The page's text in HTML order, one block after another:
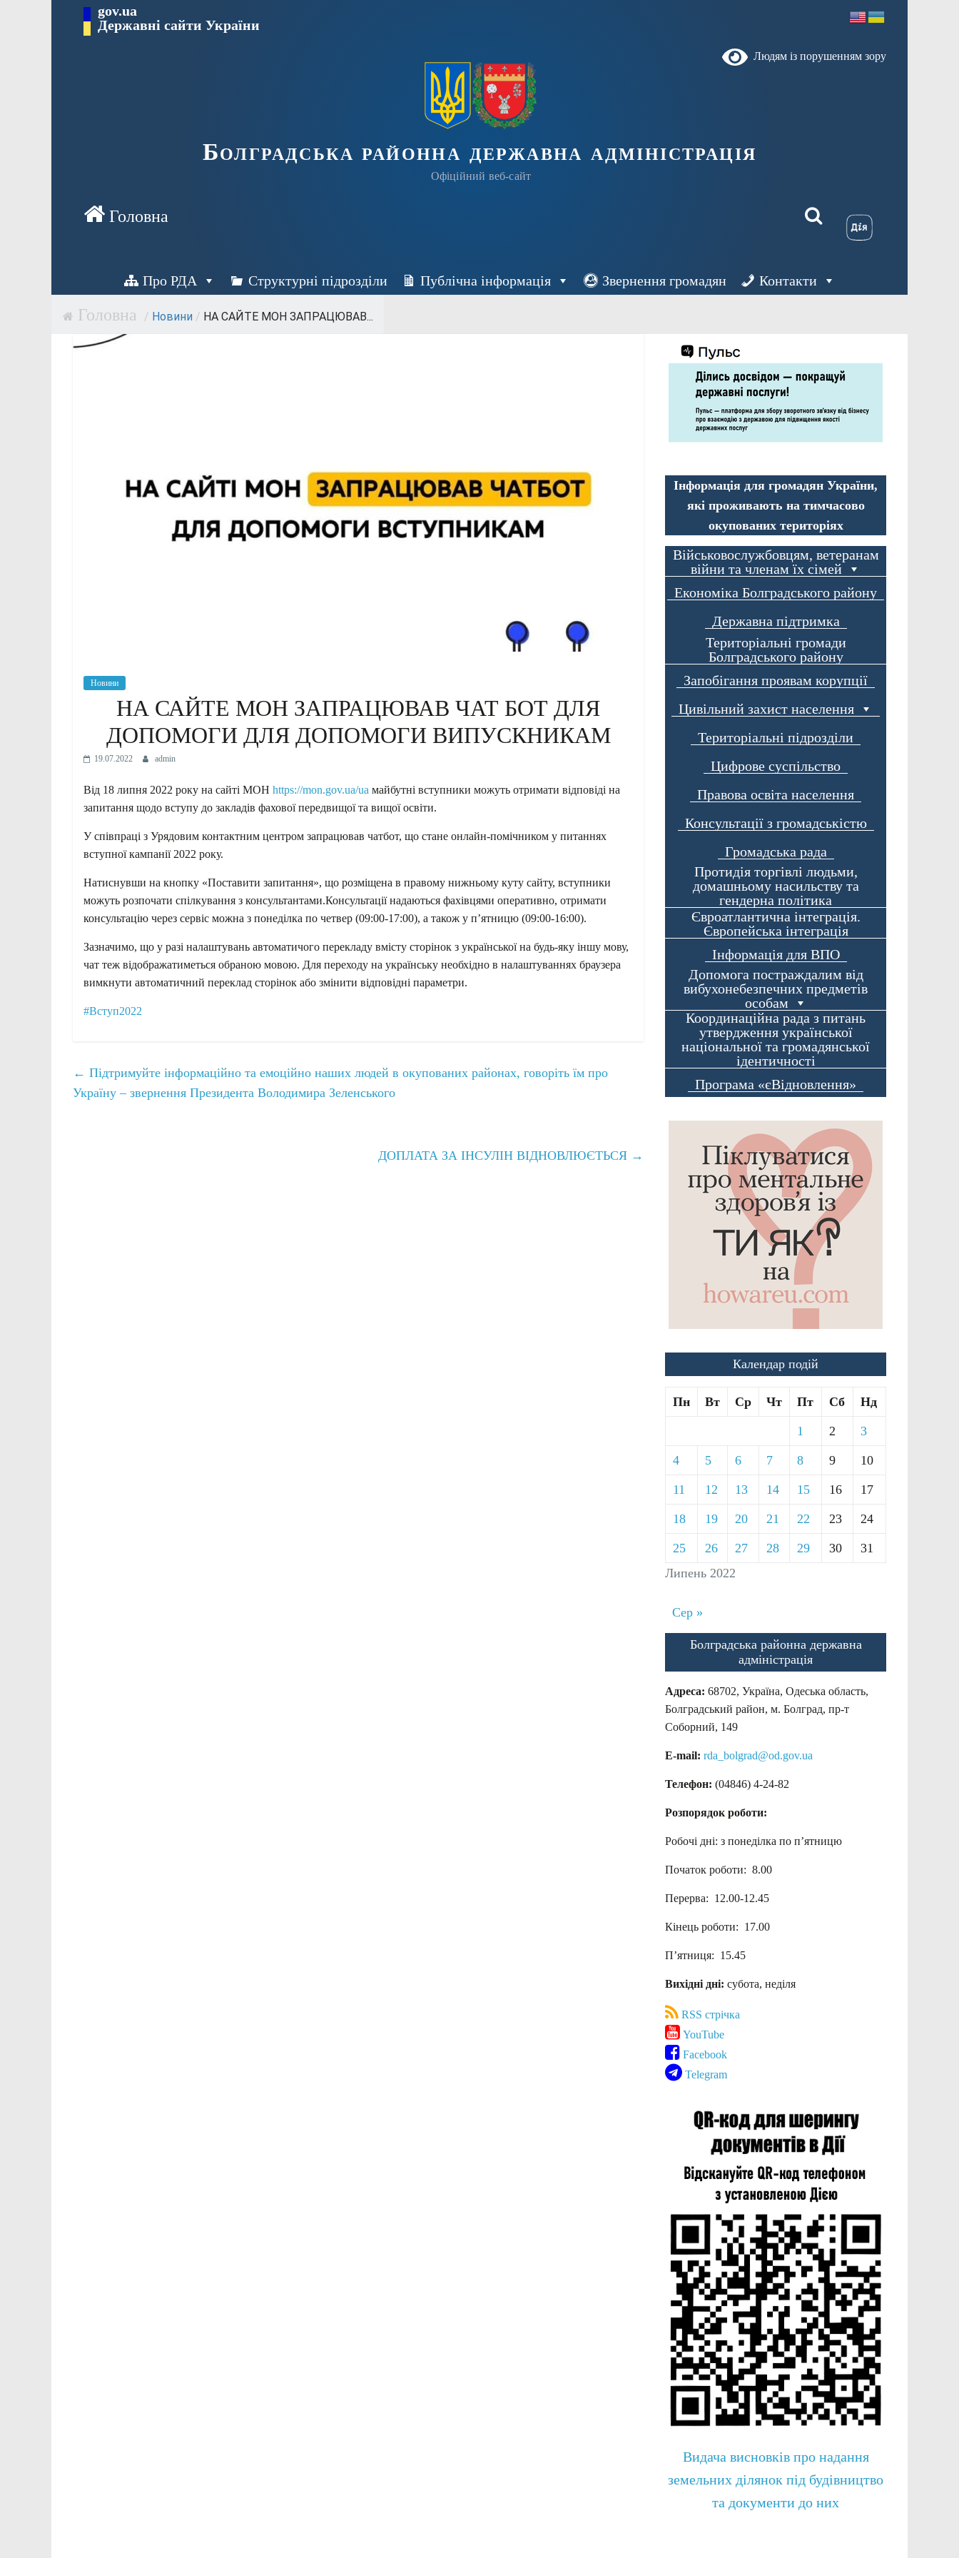
Перейти gov.ua
Державні сайти України
Людям із порушенням зору
Болградська районна державна адміністрація
Офіційний веб-сайт
Про РДА Структурні підрозділи Публічна інформація Звернення громадян Контакти
/ Новини / НА САЙТЕ МОН ЗАПРАЦЮВАВ...
Новини
НА САЙТЕ МОН ЗАПРАЦЮВАВ ЧАТ БОТ ДЛЯ
ДОПОМОГИ ДЛЯ ДОПОМОГИ ВИПУСКНИКАМ
19.07.2022 admin
Від 18 липня 2022 року на сайті МОН https://mon.gov.ua/ua майбутні вступники можуть отримати відповіді на
запитання щодо вступу до закладів фахової передвищої та вищої освіти.
У співпраці з Урядовим контактним центром запрацював чатбот, що стане онлайн-помічником у питаннях
вступної кампанії 2022 року.
Натиснувши на кнопку «Поставити запитання», що розміщена в правому нижньому куту сайту, вступники
можуть розпочати спілкування з консультантами.Консультації надаються фахівцями оперативно, отримати
консультацію через сервіс можна з понеділка по четвер (09:00-17:00), а також у п’ятницю (09:00-16:00).
Зазначимо, що у разі налаштувань автоматичого перекладу вмісту сторінок з української на будь-яку іншу мову,
чат теж відображатиметься обраною мовою. Для переходу на українську необхідно в налаштуваннях браузера
вимкнути автоматичний переклад сторінок або змінити відповідні параметри.
#Вступ2022
← Підтримуйте інформаційно та емоційно наших людей в окупованих районах, говоріть їм про
Україну – звернення Президента Володимира Зеленського
ДОПЛАТА ЗА ІНСУЛІН ВІДНОВЛЮЄТЬСЯ →
Інформація для громадян України,
які проживають на тимчасово
окупованих територіях
Військовослужбовцям, ветеранам
війни та членам їх сімей
Економіка Болградського району
Державна підтримка
Територіальні громади
Болградського району
Запобігання проявам корупції
Цивільний захист населення
Територіальні підрозділи
Цифрове суспільство
Правова освіта населення
Консультації з громадськістю
Громадська рада
Протидія торгівлі людьми,
домашньому насильству та
гендерна політика
Євроатлантична інтеграція.
Європейська інтеграція
Інформація для ВПО
Допомога постраждалим від
вибухонебезпечних предметів
особам
Координаційна рада з питань
утвердження української
національної та громадянської
ідентичності
Програма «єВідновлення»
Календар подій
Липень 2022
Пн Вт Ср Чт Пт Сб Нд
1 2 3
4 5 6 7 8 9 10
11 12 13 14 15 16 17
18 19 20 21 22 23 24
25 26 27 28 29 30 31
Сер »
Болградська районна державна
адміністрація
Адреса: 68702, Україна, Одеська область,
Болградський район, м. Болград, пр-т
Соборний, 149
E-mail: rda_bolgrad@od.gov.ua
Телефон: (04846) 4-24-82
Розпорядок роботи:
Робочі дні: з понеділка по п’ятницю
Початок роботи: 8.00
Перерва: 12.00-12.45
Кінець роботи: 17.00
П’ятниця: 15.45
Вихідні дні: субота, неділя
RSS стрічка
YouTube
Facebook
Telegram
Видача висновків про надання
земельних ділянок під будівництво
та документи до них